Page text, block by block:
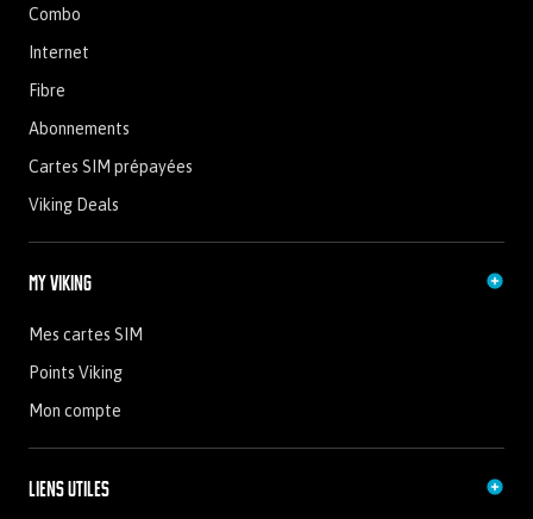
Combo
Internet
Fibre
Abonnements
Cartes SIM prépayées
Viking Deals
My Viking
Mes cartes SIM
Points Viking
Mon compte
Liens utiles